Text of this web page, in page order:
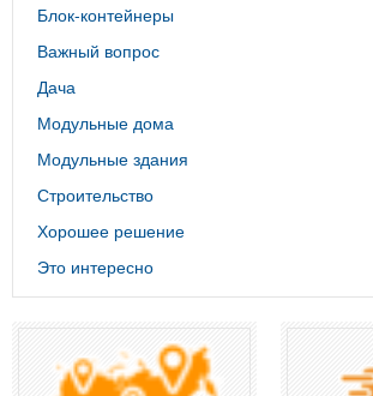
Блок-контейнеры
Важный вопрос
Дача
Модульные дома
Модульные здания
Строительство
Хорошее решение
Это интересно